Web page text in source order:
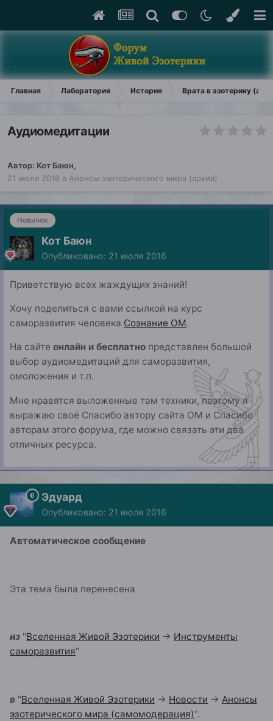
Главная Лаборатория История Врата в эзотерику
Аудиомедитации
Автор: Кот Баюн,
21 июля 2016 в Анонсы эзотерического мира (архив)
Новичок
Кот Баюн
Опубликовано: 21 июля 2016
Приветствую всех жаждущих знаний!
Хочу поделиться с вами ссылкой на курс
саморазвития человека Сознание ОМ.
На сайте онлайн и бесплатно представлен большой
выбор аудиомедитаций для саморазвития,
омоложения и т.п.
Мне нравятся выложенные там техники, поэтому я
выражаю своё Спасибо автору сайта ОМ и Спасибо
авторам этого форума, где можно связать эти два
отличных ресурса.
Эдуард
Опубликовано: 21 июля 2016
Автоматическое сообщение
Эта тема была перенесена
из "Вселенная Живой Эзотерики -> Инструменты
саморазвития"
в "Вселенная Живой Эзотерики -> Новости -> Анонсы
эзотерического мира (самомодерация)".